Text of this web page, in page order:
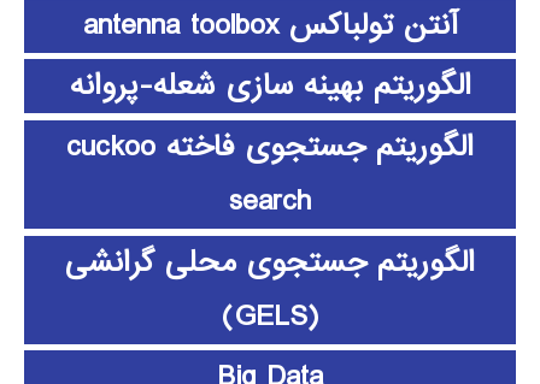
آنتن تولباکس antenna toolbox
الگوریتم بهینه سازی شعله-پروانه
الگوریتم جستجوی فاخته cuckoo
search
الگوریتم جستجوی محلی گرانشی
(GELS)